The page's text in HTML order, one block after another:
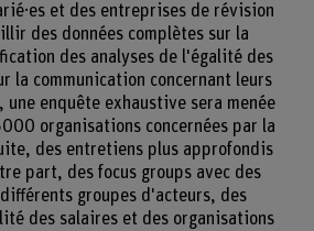
et des entreprises de révision
des données complètes sur la
des analyses de l'égalité des
la communication concernant leurs
enquête exhaustive sera menée
organisations concernées par la
des entretiens plus approfondis
part, des focus groups avec des
groupes d'acteurs, des
des salaires et des organisations